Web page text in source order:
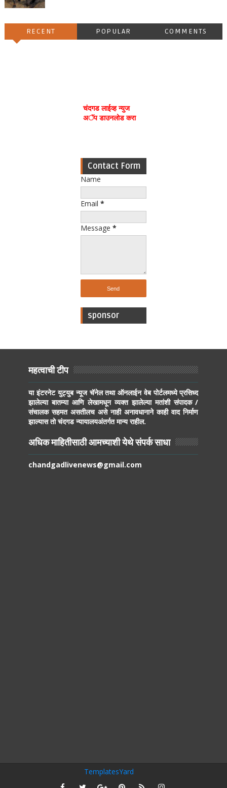
RECENT POPULAR COMMENTS
चंदगड लाईव्ह न्युज
अॅप डाउनलोड करा
Contact Form
Name
Email *
Message *
sponsor
महत्वाची टीप
या इंटरनेट युट्युब न्यूज चॅनेल तथा ऑनलाईन वेब पोर्टलमध्ये प्रसिध्द
झालेल्या बातम्या आणि लेखामधून व्यक्त झालेल्या मतांशी संपादक /
संचालक सहमत असतीलच असे नाही अनावधानाने काही वाद निर्माण
झाल्यास तो चंदगड न्यायालयअंतर्गत मान्य राहील.
अधिक माहितीसाठी आमच्याशी येथे संपर्क साधा
chandgadlivenews@gmail.com